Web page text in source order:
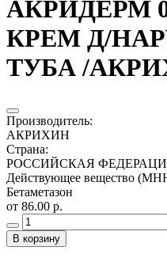
АКРИДЕРМ
КРЕМ Д/
ТУБА /
Производитель:
АКРИХИН
Страна:
РОССИЙСКАЯ
Действующее вещество
Бетаметазон
от 86.00 р.
В корзину